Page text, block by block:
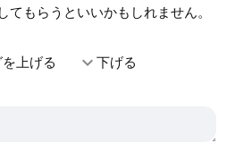
てもらうといいかもしれません。
上げる expand_more下げる